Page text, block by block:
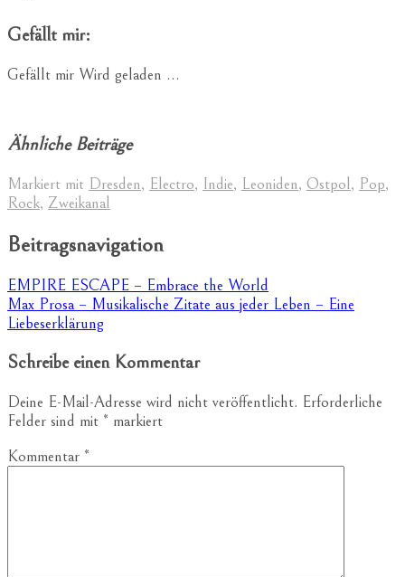
Gefällt mir:
Gefällt mir Wird geladen …
Ähnliche Beiträge
Markiert mit Dresden, Electro, Indie, Leoniden, Ostpol, Pop,
Rock, Zweikanal
Beitragsnavigation
EMPIRE ESCAPE – Embrace the World
Max Prosa – Musikalische Zitate aus jeder Leben – Eine
Liebeserklärung
Schreibe einen Kommentar
Deine E-Mail-Adresse wird nicht veröffentlicht. Erforderliche
Felder sind mit * markiert
Kommentar *